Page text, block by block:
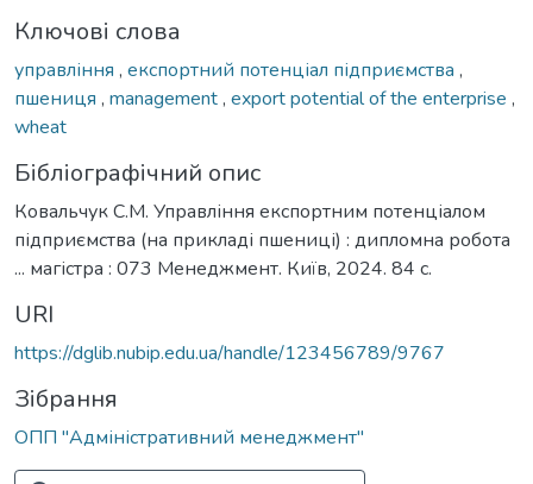
Ключові слова
управління , експортний потенціал підприємства ,
пшениця , management, export potential of the enterprise ,
wheat
Бібліографічний опис
Ковальчук С.М. Управління експортним потенціалом
підприємства (на прикладі пшениці) : дипломна робота
... магістра : 073 Менеджмент. Київ, 2024. 84 с.
URI
https://dglib.nubip.edu.ua/handle/123456789/9767
Зібрання
ОПП "Адміністративний менеджмент"